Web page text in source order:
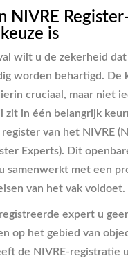
NIVRE
is
wilt u de zekerheid
worden behartigd. De
cruciaal, maar niet
zit in één belangrijk
van het NIVRE
Experts). Dit
samenwerkt met een
van het vak voldoet.
expert u
op het gebied van
de NIVRE-registratie